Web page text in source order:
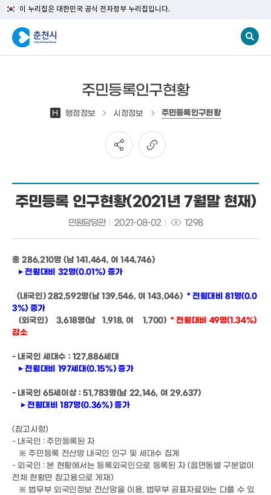
이 누리집은 대한민국 공식 전자정부 누리집입니다.
주민등록인구현황
H 행정정보 시정정보 주민등록인구현황
주민등록 인구현황(2021년 7월말 현재)
민원담당관 2021-08-02 1298
총 286,210명 (남 141,464, 여 144,746)
▸ 전월대비 32명(0.01%) 증가
(내국인) 282,592명(남 139,546, 여 143,046) * 전월대비 81명(0.0
3%) 증가
(외국인) 3,618명(남 1,918, 여 1,700) * 전월대비 49명(1.34%)
감소
- 내국인 세대수 : 127,886세대
▸ 전월대비 197세대(0.15%) 증가
- 내국인 65세이상 : 51,783명(남 22,146, 여 29,637)
▸ 전월대비 187명(0.36%) 증가
(참고사항)
- 내국인 : 주민등록된 자
※ 주민등록 전산망 내국인 인구 및 세대수 집계
- 외국인 : 본 현황에서는 등록외국인으로 등록된 자 (읍면동별 구분없이
전체 현황만 참고용으로 게재)
※ 법무부 외국인정보 전산망을 이용, 법무부 공표자료와는 다를 수 있